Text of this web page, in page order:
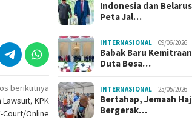
berikutnya
KPK
Court/Online
Indonesia dan
Peta Jal…
INTERNASIONAL 09/06/2026
Babak Baru
Duta Besa…
INTERNASIONAL 25/05/2026
Bertahap, Jemaah
Bergerak…